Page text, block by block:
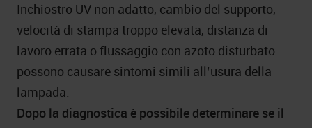
Inchiostro UV non adatto, cambio del supporto,
velocità di stampa troppo elevata, distanza di
lavoro errata o flussaggio con azoto disturbato
possono causare sintomi simili all’usura della
lampada.
Dopo la diagnostica è possibile determinare se il